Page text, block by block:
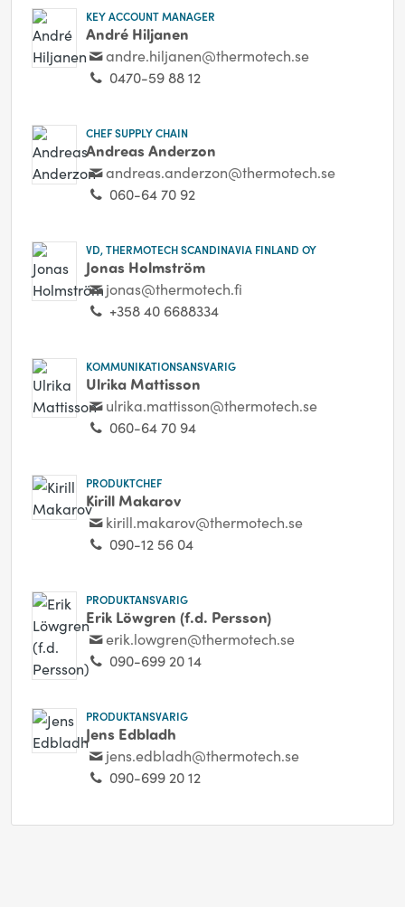
KEY ACCOUNT MANAGER
André Hiljanen
andre.hiljanen@thermotech.se
0470-59 88 12
CHEF SUPPLY CHAIN
Andreas Anderzon
andreas.anderzon@thermotech.se
060-64 70 92
VD, THERMOTECH SCANDINAVIA FINLAND OY
Jonas Holmström
jonas@thermotech.fi
+358 40 6688334
KOMMUNIKATIONSANSVARIG
Ulrika Mattisson
ulrika.mattisson@thermotech.se
060-64 70 94
PRODUKTCHEF
Kirill Makarov
kirill.makarov@thermotech.se
090-12 56 04
PRODUKTANSVARIG
Erik Löwgren (f.d. Persson)
erik.lowgren@thermotech.se
090-699 20 14
PRODUKTANSVARIG
Jens Edbladh
jens.edbladh@thermotech.se
090-699 20 12